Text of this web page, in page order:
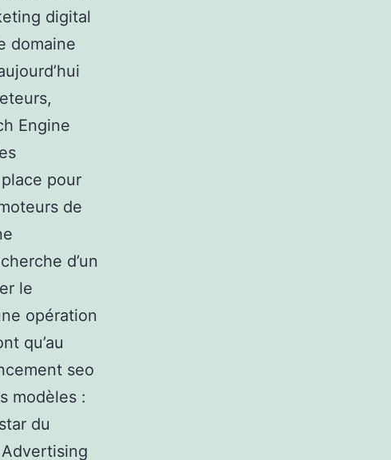
digital
domaine
Engine
pour
de
d’un
le
opération
qu’au
seo
modèles :
du